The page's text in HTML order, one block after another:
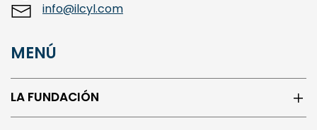
info@ilcyl.com
MENÚ
LA FUNDACIÓN